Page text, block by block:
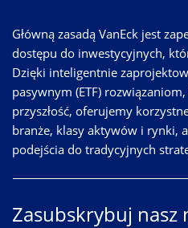
Główną zasadą VanEck jest
dostępu do inwestycyjnych,
Dzięki inteligentnie
pasywnym (ETF)
przyszłość, oferujemy
branże, klasy aktywów i rynki,
podejścia do tradycyjnych
Zasubskrybuj nasz